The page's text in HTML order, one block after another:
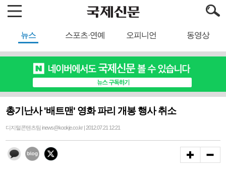
뉴스 스포츠·연예 오피니언 동영상
총기난사 '배트맨' 영화 파리 개봉 행사 취소
디지털콘텐츠팀 inews@kookje.co.kr | 2012.07.21 12:21